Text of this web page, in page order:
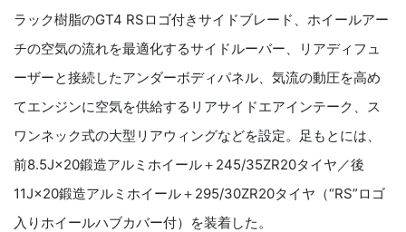
ラック樹脂のGT4 RSロゴ付きサイドブレード、ホイールアー
チの空気の流れを最適化するサイドルーバー、リアディフュ
ーザーと接続したアンダーボディパネル、気流の動圧を高め
てエンジンに空気を供給するリアサイドエアインテーク、ス
ワンネック式の大型リアウィングなどを設定。足もとには、
前8.5J×20鍛造アルミホイール＋245/35ZR20タイヤ／後
11J×20鍛造アルミホイール＋295/30ZR20タイヤ（“RS”ロゴ
入りホイールハブカバー付）を装着した。